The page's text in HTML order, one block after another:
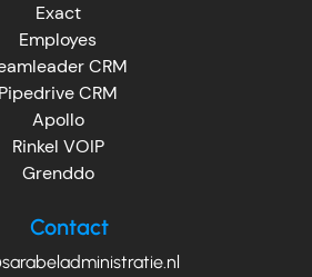
Exact
Employes
CRM
Pipedrive CRM
Apollo
Rinkel VOIP
Grenddo
Contact